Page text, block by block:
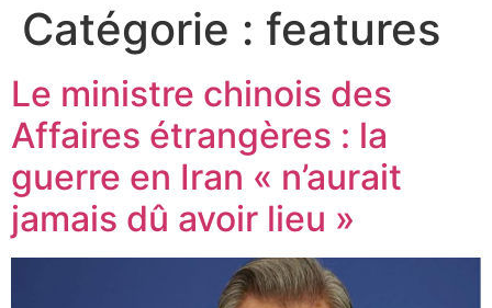
Catégorie : features
Le ministre chinois des
Affaires étrangères : la
guerre en Iran « n’aurait
jamais dû avoir lieu »